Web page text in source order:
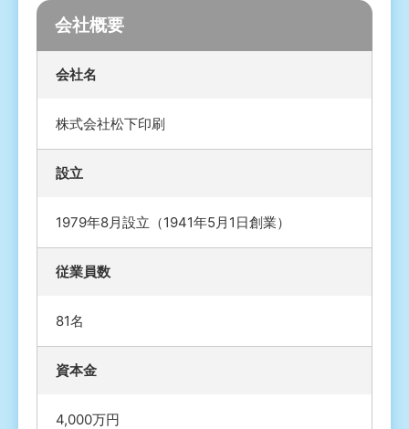
会社概要
会社名
株式会社松下印刷
設立
1979年8月設立（1941年5月1日創業）
従業員数
81名
資本金
4,000万円